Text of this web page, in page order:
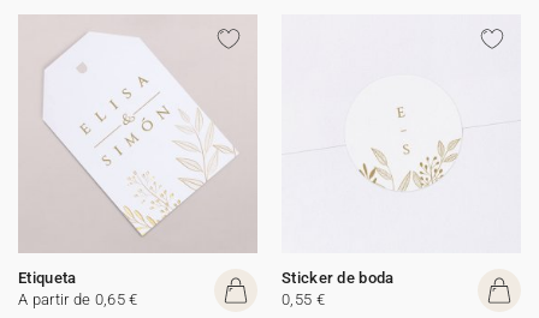
Etiqueta
A partir de 0,65 €
Sticker de boda
0,55 €